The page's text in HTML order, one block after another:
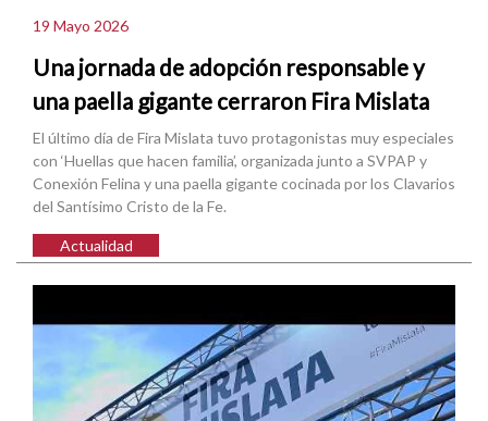
19 Mayo 2026
Una jornada de adopción responsable y
una paella gigante cerraron Fira Mislata
El último día de Fira Mislata tuvo protagonistas muy especiales
con ‘Huellas que hacen familia’, organizada junto a SVPAP y
Conexión Felina y una paella gigante cocinada por los Clavarios
del Santísimo Cristo de la Fe.
Actualidad